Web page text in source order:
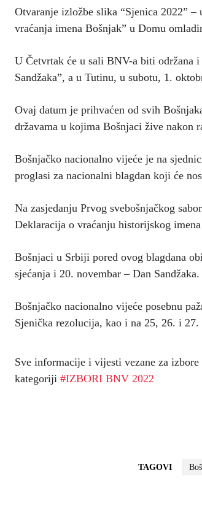
Otvaranje izložbe slika “Sjenica 2022”
vraćanja imena Bošnjak” u Domu
U Četvrtak će u sali BNV-a biti održana
Sandžaka”, a u Tutinu, u subotu, 1.
Ovaj datum je prihvaćen od svih
državama u kojima Bošnjaci žive nakon
Bošnjačko nacionalno vijeće je na
proglasi za nacionalni blagdan koji će
Na zasjedanju Prvog svebošnjačkog
Deklaracija o vraćanju historijskog
Bošnjaci u Srbiji pored ovog blagdana
sjećanja i 20. novembar – Dan Sandžaka.
Bošnjačko nacionalno vijeće posebnu
Sjenička rezolucija, kao i na 25, 26. i
Sve informacije i vijesti vezane za
kategoriji #IZBORI BNV 2022
TAGOVI